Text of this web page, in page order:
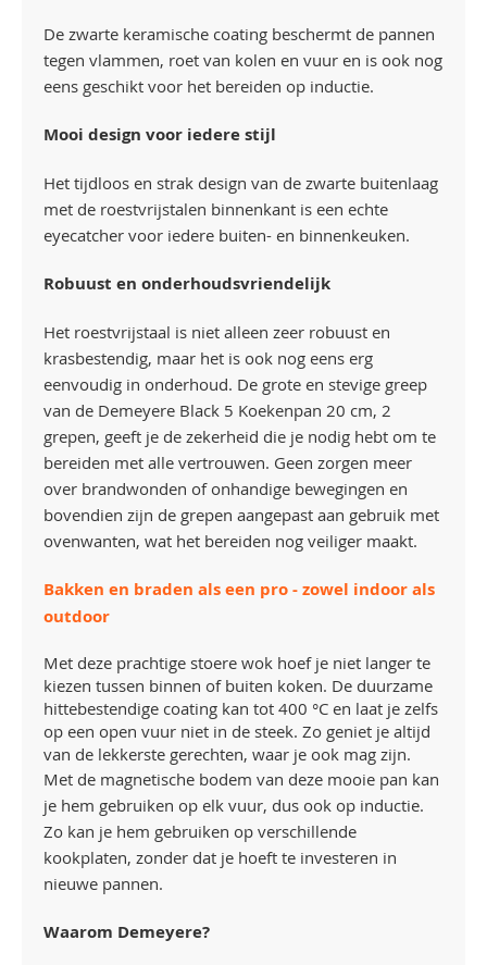
De zwarte keramische coating beschermt de pannen
tegen vlammen, roet van kolen en vuur en is ook nog
eens geschikt voor het bereiden op inductie.
Mooi design voor iedere stijl
Het tijdloos en strak design van de zwarte buitenlaag
met de roestvrijstalen binnenkant is een echte
eyecatcher voor iedere buiten- en binnenkeuken.
Robuust en onderhoudsvriendelijk
Het roestvrijstaal is niet alleen zeer robuust en
krasbestendig, maar het is ook nog eens erg
eenvoudig in onderhoud. De grote en stevige greep
van de Demeyere Black 5 Koekenpan 20 cm, 2
grepen, geeft je de zekerheid die je nodig hebt om te
bereiden met alle vertrouwen. Geen zorgen meer
over brandwonden of onhandige bewegingen en
bovendien zijn de grepen aangepast aan gebruik met
ovenwanten, wat het bereiden nog veiliger maakt.
Bakken en braden als een pro - zowel indoor als
outdoor
Met deze prachtige stoere wok hoef je niet langer te
kiezen tussen binnen of buiten koken. De duurzame
hittebestendige coating kan tot 400 °C en laat je zelfs
op een open vuur niet in de steek. Zo geniet je altijd
van de lekkerste gerechten, waar je ook mag zijn.
Met de magnetische bodem van deze mooie pan kan
je hem gebruiken op elk vuur, dus ook op inductie.
Zo kan je hem gebruiken op verschillende
kookplaten, zonder dat je hoeft te investeren in
nieuwe pannen.
Waarom Demeyere?